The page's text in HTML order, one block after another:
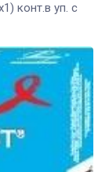
конт.в уп. с